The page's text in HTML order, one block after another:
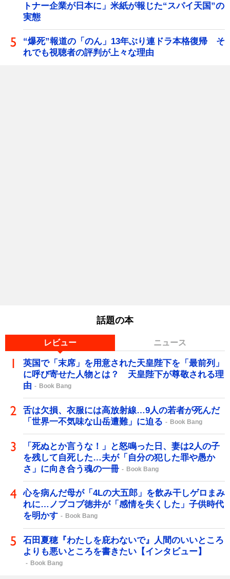
トナー企業が日本に」米紙が報じた“スパイ天国”の
実態
“爆死”報道の「のん」13年ぶり連ドラ本格復帰 そ
れでも視聴者の評判が上々な理由
話題の本
レビュー ニュース
英国で「末席」を用意された天皇陛下を「最前列」
に呼び寄せた人物とは？ 天皇陛下が尊敬される理
由
Book Bang
舌は欠損、衣服には高放射線…9人の若者が死んだ
「世界一不気味な山岳遭難」に迫る
Book Bang
「死ぬとか言うな！」と怒鳴った日、妻は2人の子
を残して自死した…夫が「自分の犯した罪や愚か
さ」に向き合う魂の一冊
Book Bang
心を病んだ母が「4Lの大五郎」を飲み干しゲロまみ
れに…ノブコブ徳井が「感情を失くした」子供時代
を明かす
Book Bang
石田夏穂『わたしを庇わないで』人間のいいところ
よりも悪いところを書きたい【インタビュー】
Book Bang